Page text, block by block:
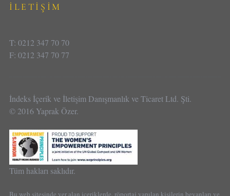
İLETİŞİM
T: 0212 347 70 70
F: 0212 347 70 77
İndeks İçerik ve İletişim Danışmanlık ve Ticaret Ltd. Şti.
© 2016 Yaprak Özer.
Tüm hakları saklıdır.
Bu web sitesinde yer alan içeriklerde, röportaj yapılan kişilerin beyanları ve